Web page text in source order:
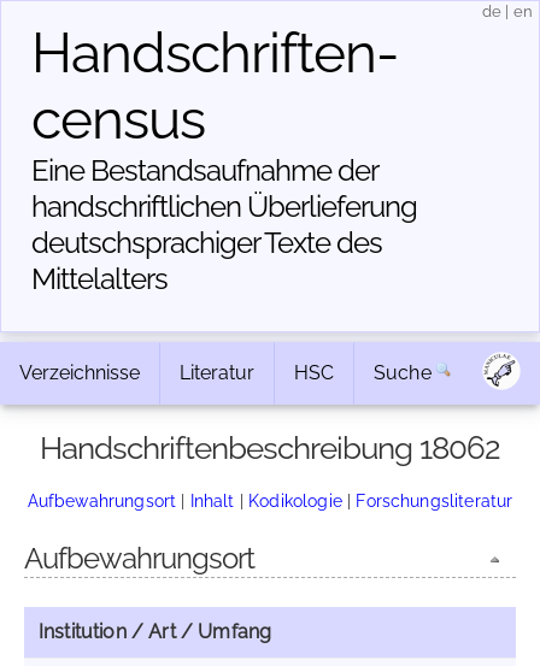
Handschriften­
census
Eine Bestandsaufnahme der
handschriftlichen Über­lieferung
deutschsprachiger Texte des
Mittelalters
de en
Verzeichnisse Literatur HSC Suche
Handschriftenbeschreibung 18062
Aufbewahrungsort | Inhalt | Kodikologie| Forschungsliteratur
Aufbewahrungsort
Institution / Art / Umfang